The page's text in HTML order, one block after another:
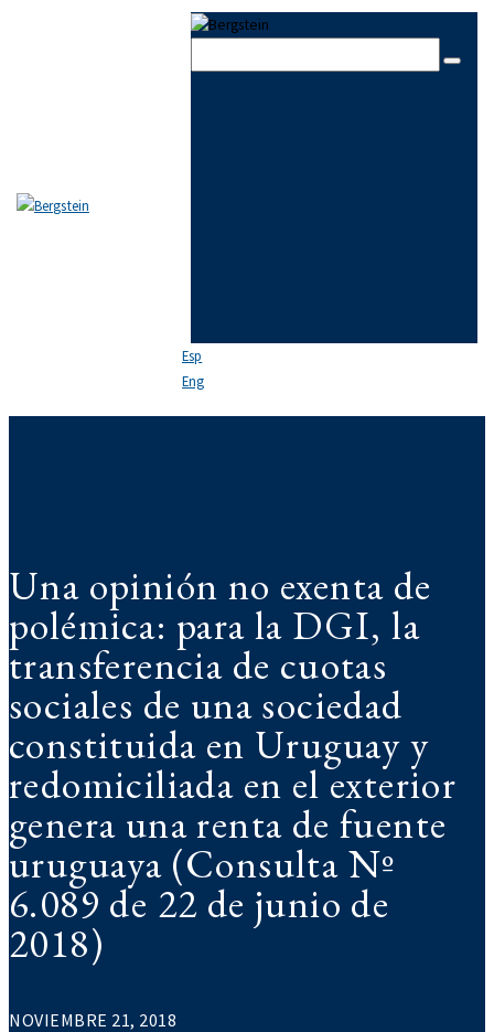
Skip to sidebarSkip to footer
Esp
Eng
ÁREAS DE PRÁCTICA
Una opinión no exenta de
polémica: para la DGI, la
transferencia de cuotas
sociales de una sociedad
constituida en Uruguay y
redomiciliada en el exterior
genera una renta de fuente
uruguaya (Consulta Nº
6.089 de 22 de junio de
2018)
NOVIEMBRE 21, 2018